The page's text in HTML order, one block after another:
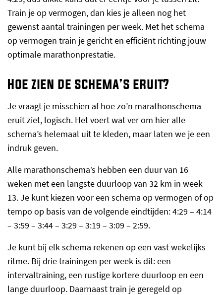
Train je op vermogen, dan kies je alleen nog het
gewenst aantal trainingen per week. Met het schema
op vermogen train je gericht en efficiënt richting jouw
optimale marathonprestatie.
Hoe zien de schema’s eruit?
Je vraagt je misschien af hoe zo’n marathonschema
eruit ziet, logisch. Het voert wat ver om hier alle
schema’s helemaal uit te kleden, maar laten we je een
indruk geven.
Alle marathonschema’s hebben een duur van 16
weken met een langste duurloop van 32 km in week
13. Je kunt kiezen voor een schema op vermogen of op
tempo op basis van de volgende eindtijden: 4:29 – 4:14
– 3:59 – 3:44 – 3:29 – 3:19 – 3:09 – 2:59.
Je kunt bij elk schema rekenen op een vast wekelijks
ritme. Bij drie trainingen per week is dit: een
intervaltraining, een rustige kortere duurloop en een
lange duurloop. Daarnaast train je geregeld op